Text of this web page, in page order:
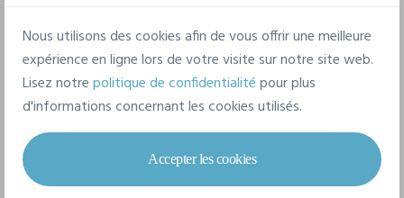
Pour un style complet
Nous utilisons des cookies afin de vous offrir une meilleure
expérience en ligne lors de votre visite sur notre site web.
Lisez notrepolitique de confidentialitépour plus
d'informations concernant les cookies utilisés.
Accepter les cookies